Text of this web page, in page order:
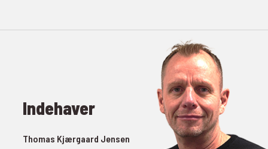
Indehaver
Thomas Kjærgaard Jensen